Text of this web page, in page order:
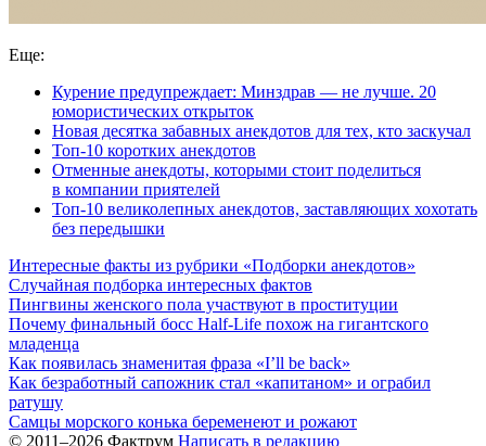
Еще:
Курение предупреждает: Минздрав — не лучше. 20
юмористических открыток
Новая десятка забавных анекдотов для тех, кто заскучал
Топ-10 коротких анекдотов
Отменные анекдоты, которыми стоит поделиться
в компании приятелей
Топ-10 великолепных анекдотов, заставляющих хохотать
без передышки
Интересные факты из рубрики «Подборки анекдотов»
Случайная подборка интересных фактов
Пингвины женского пола участвуют в проституции
Почему финальный босс Half-Life похож на гигантского
младенца
Как появилась знаменитая фраза «I’ll be back»
Как безработный сапожник стал «капитаном» и ограбил
ратушу
Самцы морского конька беременеют и рожают
© 2011–2026 Фактрум Написать в редакцию